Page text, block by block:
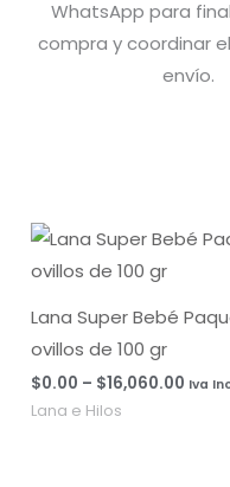
WhatsApp para
compra y coordinar
envío.
Lana Super Bebé
ovillos de 100 gr
$0.00 – $16,060.00
de
$0.00
hasta
Iva
Lana e Hilos